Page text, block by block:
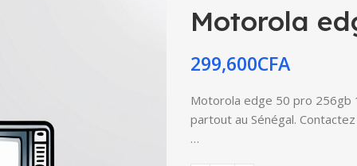
Motorola
299,600CFA
Motorola edge 50 pro 256gb
partout au Sénégal.
…